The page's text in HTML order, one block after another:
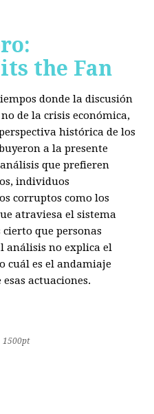
the Fan
donde la discusión
de la crisis económica,
histórica de los
a la presente
que prefieren
individuos
corruptos como los
atraviesa el sistema
que personas
análisis no explica el
cuál es el andamiaje
actuaciones.
1500pt